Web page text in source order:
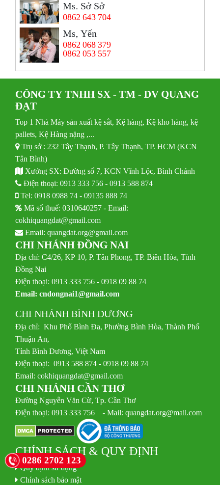
Ms. Sở Sở
0862 643 704
Ms, Yến
0862 068 379
0862 053 557
CÔNG TY TNHH SX - TM - DV QUANG
ĐẠT
Top 1 Nhà Máy sản xuất kệ sắt, Kệ hàng, Kệ kho hàng, kệ
pallets, Kệ Hàng nặng ,...
Trụ sở : 232 Tây Thạnh, P. Tây Thạnh, TP. HCM (KCN
Tân Bình)
Xưởng SX: Đường số 7, KCN Vĩnh Lộc, Bình Chánh
Điện thoại:0913 333 756 -0913 588 874
Tel:0918 0988 74 -09135 888 74
Mã số thuế: 0310640257 - Email:
cokhiquangdat@gmail.com
Email:quangdat.org@gmail.com
CHI NHÁNH ĐỒNG NAI
Địa chỉ: C4/26, KP 10, P. Tân Phong, TP. Biên Hòa, Tỉnh
Đồng Nai
Điện thoại: 0913 333 756 - 0918 09 88 74
Email:cndongnai1@gmail.com
CHI NHÁNH BÌNH DƯƠNG
Địa chỉ: Khu Phố Bình Đa, Phường Bình Hòa, Thành Phố
Thuận An,
Tỉnh Bình Dương, Việt Nam
Điện thoại: 0913 588 874 - 0918 09 88 74
Email:cokhiquangdat@gmail.com
CHI NHÁNH CẦN THƠ
Đường Nguyễn Văn Cừ, Tp. Cần Thơ
Điện thoại: 0913 333 756 - Mail: quangdat.org@mail.com
CHÍNH SÁCH & QUY ĐỊNH
Quy định sử dụng
Chính sách bảo mật
0286 2702 123